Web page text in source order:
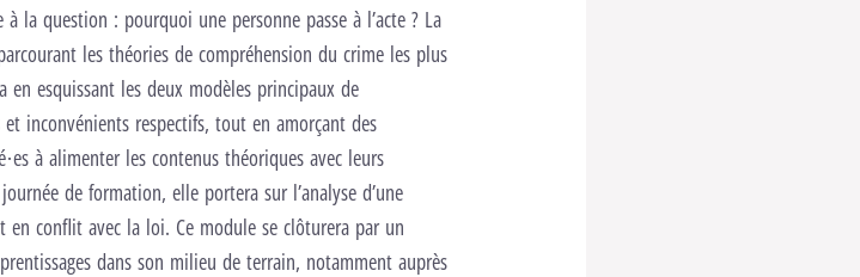
la question : pourquoi une personne passe à l’acte ? La
les théories de compréhension du crime les plus
esquissant les deux modèles principaux de
inconvénients respectifs, tout en amorçant des
à alimenter les contenus théoriques avec leurs
de formation, elle portera sur l’analyse d’une
en conflit avec la loi. Ce module se clôturera par un
dans son milieu de terrain, notamment auprès